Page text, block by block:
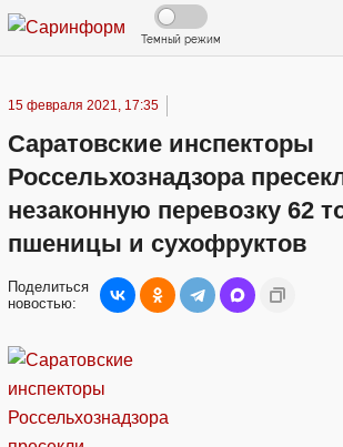
Темный режим
15 февраля 2021, 17:35
Саратовские инспекторы
Россельхознадзора
незаконную перевозку 62
пшеницы и сухофруктов
Поделиться
новостью: